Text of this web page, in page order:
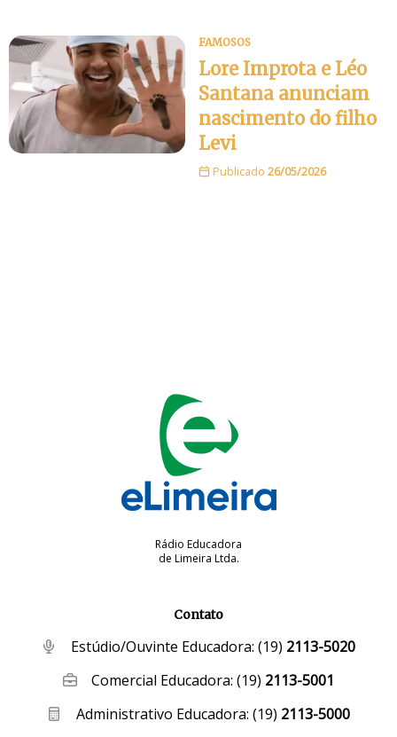
FAMOSOS
Lore Improta e Léo
Santana anunciam
nascimento do filho
Levi
Publicado 26/05/2026
Rádio Educadora
de Limeira Ltda.
Contato
Estúdio/Ouvinte Educadora: (19) 2113-5020
Comercial Educadora:(19) 2113-5001
Administrativo Educadora: (19) 2113-5000